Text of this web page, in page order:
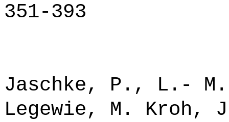
351-393
Jaschke, P., L.-
Legewie, M. Kroh,